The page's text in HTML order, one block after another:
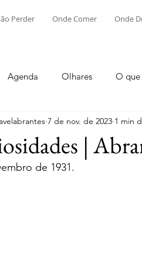
Perder Onde Comer Onde
Agenda Olhares O que
Alvega e Concavada
Rio de Moinhos
|
7 de nov. de 2023 1 min
de 1931.